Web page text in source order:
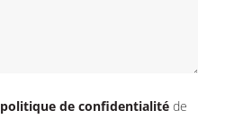
politique de confidentialité de